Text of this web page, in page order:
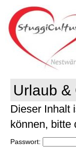
Urlaub &
Dieser Inhalt
können, bitte
Passwort: